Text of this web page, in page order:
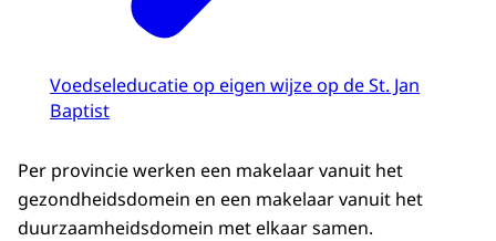
Voedseleducatie op eigen wijze op de St. Jan
Baptist
Per provincie werken een makelaar vanuit het
gezondheidsdomein en een makelaar vanuit het
duurzaamheidsdomein met elkaar samen.